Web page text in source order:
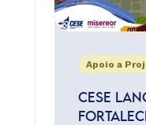
Apoio a
CESE